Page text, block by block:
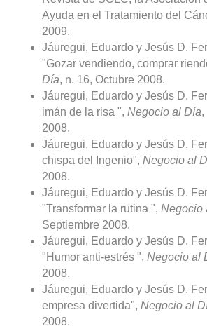
Ayuda en el Tratamiento del
2009.
Jáuregui, Eduardo y Jesús D.
"Gozar vendiendo, comprar
Día, n. 16, Octubre 2008.
Jáuregui, Eduardo y Jesús D.
imán de la risa ", Negocio al Día,
2008.
Jáuregui, Eduardo y Jesús D.
chispa del Ingenio", Negocio al
2008.
Jáuregui, Eduardo y Jesús D.
"Transformar la rutina ", Negocio
Septiembre 2008.
Jáuregui, Eduardo y Jesús D.
"Humor anti-estrés ", Negocio al
2008.
Jáuregui, Eduardo y Jesús D.
empresa divertida", Negocio al
2008.